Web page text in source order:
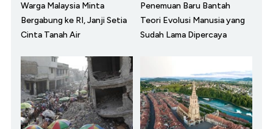
Warga Malaysia Minta
Bergabung ke RI, Janji Setia
Cinta Tanah Air
Penemuan Baru Bantah
Teori Evolusi Manusia yang
Sudah Lama Dipercaya